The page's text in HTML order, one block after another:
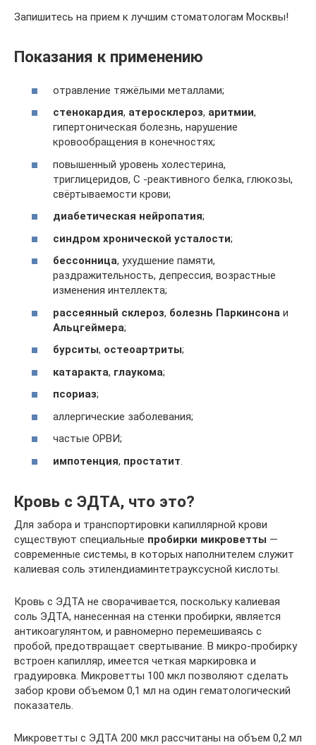
Запишитесь на прием к лучшим стоматологам Москвы!
Показания к применению
отравление тяжёлыми металлами;
стенокардия, атеросклероз, аритмии,
гипертоническая болезнь, нарушение
кровообращения в конечностях;
повышенный уровень холестерина,
триглицеридов, С -реактивного белка, глюкозы,
свёртываемости крови;
диабетическая нейропатия;
синдром хронической усталости;
бессонница, ухудшение памяти,
раздражительность, депрессия, возрастные
изменения интеллекта;
рассеянный склероз, болезнь Паркинсона и
Альцгеймера;
бурситы, остеоартриты;
катаракта, глаукома;
псориаз;
аллергические заболевания;
частые ОРВИ;
импотенция, простатит.
Кровь с ЭДТА, что это?
Для забора и транспортировки капиллярной крови
существуют специальные пробирки микроветты —
современные системы, в которых наполнителем служит
калиевая соль этилендиаминтетрауксусной кислоты.
Кровь с ЭДТА не сворачивается, поскольку калиевая
соль ЭДТА, нанесенная на стенки пробирки, является
антикоагулянтом, и равномерно перемешиваясь с
пробой, предотвращает свертывание. В микро-пробирку
встроен капилляр, имеется четкая маркировка и
градуировка. Микроветты 100 мкл позволяют сделать
забор крови объемом 0,1 мл на один гематологический
показатель.
Микроветты с ЭДТА 200 мкл рассчитаны на объем 0,2 мл